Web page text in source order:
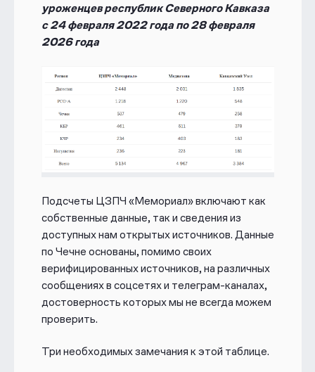
уроженцев республик Северного Кавказа
с 24 февраля 2022 года по 28 февраля
2026 года
Подсчеты ЦЗПЧ «Мемориал» включают как
собственные данные, так и сведения из
доступных нам открытых источников. Данные
по Чечне основаны, помимо своих
верифицированных источников, на различных
сообщениях в соцсетях и телеграм-каналах,
достоверность которых мы не всегда можем
проверить.
Три необходимых замечания к этой таблице.